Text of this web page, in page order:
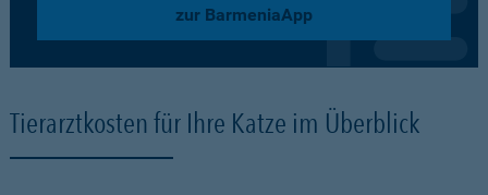
zur BarmeniaApp
Tierarztkosten für Ihre Katze im Überblick